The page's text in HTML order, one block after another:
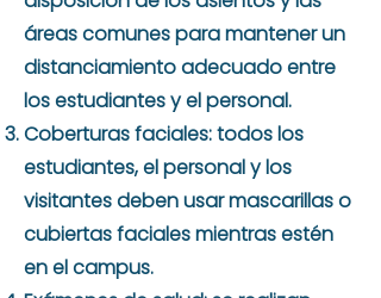
áreas comunes para mantener un
distanciamiento adecuado entre
los estudiantes y el personal.
Coberturas faciales: todos los
estudiantes, el personal y los
visitantes deben usar mascarillas o
cubiertas faciales mientras estén
en el campus.